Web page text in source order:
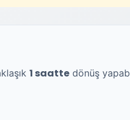
1 saatte dönüş